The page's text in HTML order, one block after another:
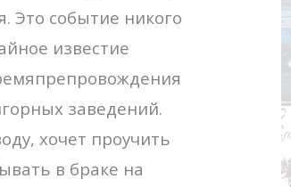
Это событие никого
известие
заведений.
хочет проучить
в браке на